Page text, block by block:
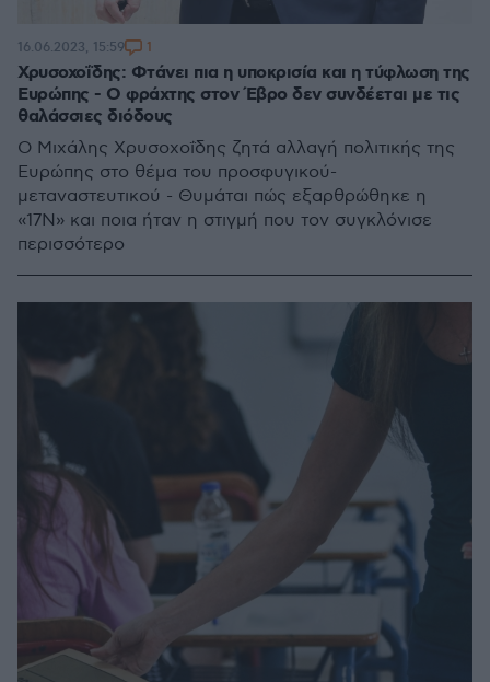
Χρυσοχοΐδης: Φτάνει πια η υποκρισία και η τύφλωση της
Ευρώπης - Ο φράχτης στον Έβρο δεν συνδέεται με τις
θαλάσσιες διόδους
Ο Μιχάλης Χρυσοχοΐδης ζητά αλλαγή πολιτικής της
Ευρώπης στο θέμα του προσφυγικού-
μεταναστευτικού - Θυμάται πώς εξαρθρώθηκε η
«17Ν» και ποια ήταν η στιγμή που τον συγκλόνισε
περισσότερο
16.06.2023, 15:59 1